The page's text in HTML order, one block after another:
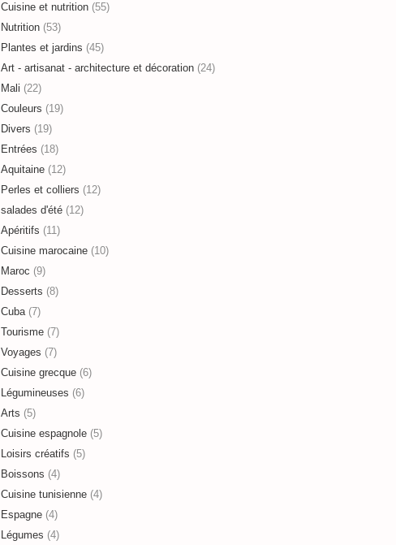
Cuisine et nutrition (55)
Nutrition (53)
Plantes et jardins (45)
Art - artisanat - architecture et décoration (24)
Mali (22)
Couleurs (19)
Divers (19)
Entrées (18)
Aquitaine (12)
Perles et colliers (12)
salades d'été (12)
Apéritifs (11)
Cuisine marocaine (10)
Maroc (9)
Desserts (8)
Cuba(7)
Tourisme (7)
Voyages (7)
Cuisine grecque (6)
Légumineuses (6)
Arts (5)
Cuisine espagnole (5)
Loisirs créatifs (5)
Boissons (4)
Cuisine tunisienne (4)
Espagne (4)
Légumes (4)